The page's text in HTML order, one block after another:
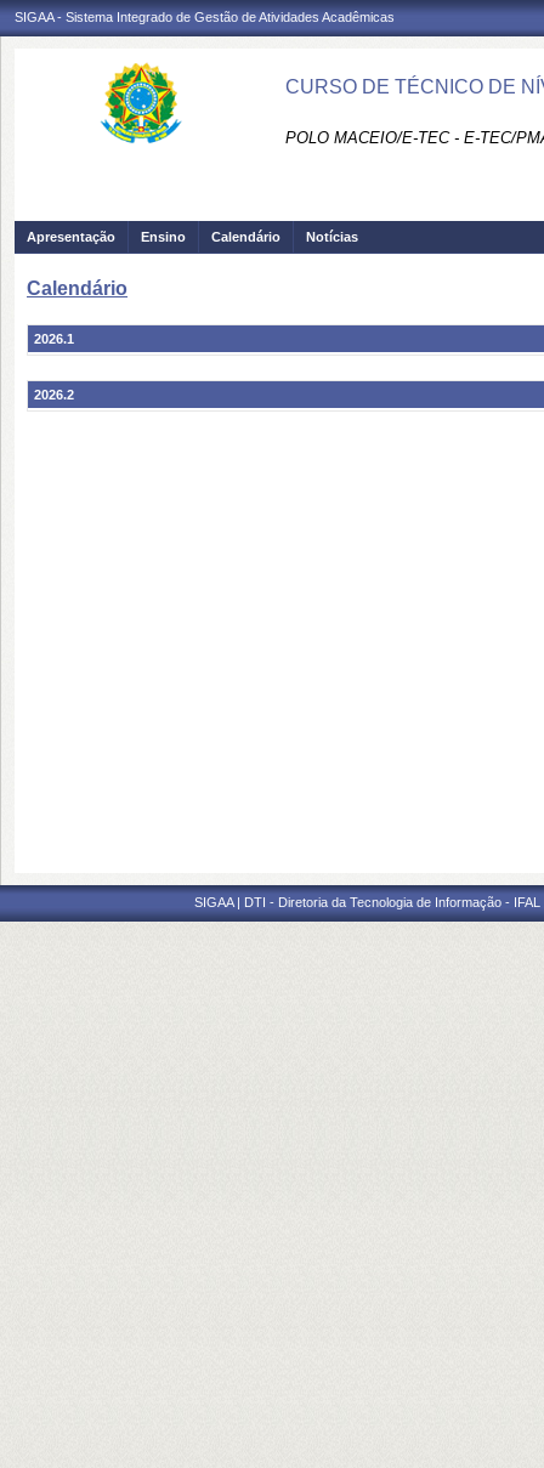
SIGAA - Sistema Integrado de Gestão de Atividades Acadêmicas
CURSO DE TÉCNICO DE
POLO MACEIO/E-TEC - E-TEC/
Apresentação Ensino Calendário Notícias
Calendário
2026.1
2026.2
SIGAA | DTI - Diretoria da Tecnologia de Informação -